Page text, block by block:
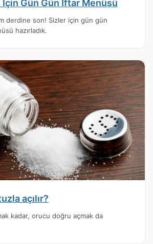
İçin Gün Gün İftar Menüsü
derdine son! Sizler için gün gün
hazırladık.
açılır?
kadar, orucu doğru açmak da